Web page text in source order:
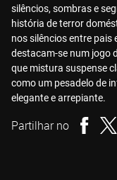
silêncios, sombras e
história de terror
nos silêncios entre pais
destacam-se num jogo
que mistura suspense
como um pesadelo de
elegante e arrepiante.
Partilhar no